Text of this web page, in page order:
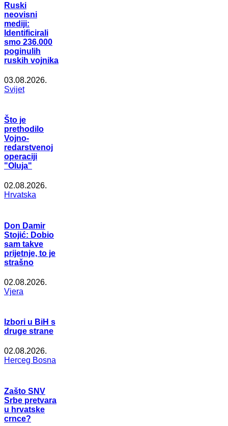
Ruski
neovisni
mediji:
Identificirali
smo 236.000
poginulih
ruskih vojnika
03.08.2026.
Svijet
Što je
prethodilo
Vojno-
redarstvenoj
operaciji
"Oluja"
02.08.2026.
Hrvatska
Don Damir
Stojić: Dobio
sam takve
prijetnje, to je
strašno
02.08.2026.
Vjera
Izbori u BiH s
druge strane
02.08.2026.
Herceg Bosna
Zašto SNV
Srbe pretvara
u hrvatske
crnce?